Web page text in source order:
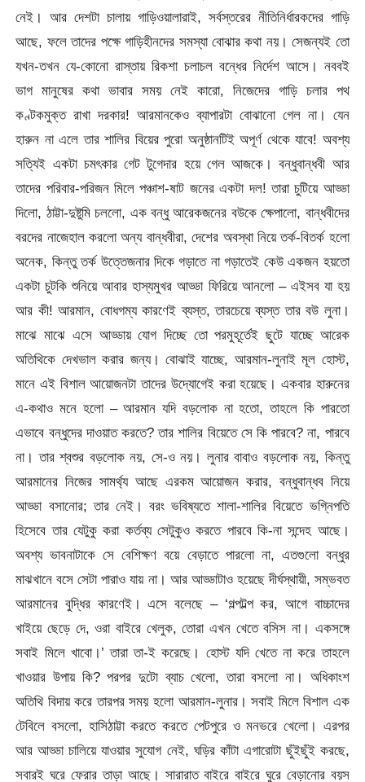
নেই। আর দেশটা চালায় গাড়িওয়ালারাই, সর্বস্তরের নীতিনির্ধারকদের গাড়ি
আছে, ফলে তাদের পক্ষে গাড়িহীনদের সমস্যা বোঝার কথা নয়। সেজন্যই তো
যখন-তখন যে-কোনো রাস্তায় রিকশা চলাচল বন্ধের নির্দেশ আসে। নববই
ভাগ মানুষের কথা ভাবার সময় নেই কারো, নিজেদের গাড়ি চলার পথ
কণ্টকমুক্ত রাখা দরকার! আরমানকেও ব্যাপারটা বোঝানো গেল না। যেন
হারুন না এলে তার শালির বিয়ের পুরো অনুষ্ঠানটিই অপূর্ণ থেকে যাবে! অবশ্য
সত্যিই একটা চমৎকার গেট টুগেদার হয়ে গেল আজকে। বন্ধুবান্ধবী আর
তাদের পরিবার-পরিজন মিলে পঞ্চাশ-ষাট জনের একটা দল! তারা চুটিয়ে আড্ডা
দিলো, ঠাট্টা-দুষ্টুমি চললো, এক বন্ধু আরেকজনের বউকে ক্ষেপালো, বান্ধবীদের
বরদের নাজেহাল করলো অন্য বান্ধবীরা, দেশের অবস্থা নিয়ে তর্ক-বিতর্ক হলো
অনেক, কিন্তু তর্ক উত্তেজনার দিকে গড়াতে না গড়াতেই কেউ একজন হয়তো
একটা চুটকি শুনিয়ে আবার হাস্যমুখর আড্ডা ফিরিয়ে আনলো – এইসব যা হয়
আর কী! আরমান, বোধগম্য কারণেই ব্যস্ত, তারচেয়ে ব্যস্ত তার বউ লুনা।
মাঝে মাঝে এসে আড্ডায় যোগ দিচ্ছে তো পরমুহূর্তেই ছুটে যাচ্ছে আরেক
অতিথিকে দেখভাল করার জন্য। বোঝাই যাচ্ছে, আরমান-লুনাই মূল হোস্ট,
মানে এই বিশাল আয়োজনটা তাদের উদ্যোগেই করা হয়েছে। একবার হারুনের
এ-কথাও মনে হলো – আরমান যদি বড়লোক না হতো, তাহলে কি পারতো
এভাবে বন্ধুদের দাওয়াত করতে? তার শালির বিয়েতে সে কি পারবে? না, পারবে
না। তার শ্বশুর বড়লোক নয়, সে-ও নয়। লুনার বাবাও বড়লোক নয়, কিন্তু
আরমানের নিজের সামর্থ্য আছে এরকম আয়োজন করার, বন্ধুবান্ধব নিয়ে
আড্ডা বসানোর; তার নেই। বরং ভবিষ্যতে শালা-শালির বিয়েতে ভগ্নিপতি
হিসেবে তার যেটুকু করা কর্তব্য সেটুকুও করতে পারবে কি-না সন্দেহ আছে।
অবশ্য ভাবনাটাকে সে বেশিক্ষণ বয়ে বেড়াতে পারলো না, এতগুলো বন্ধুর
মাঝখানে বসে সেটা পারাও যায় না। আর আড্ডাটাও হয়েছে দীর্ঘস্থায়ী, সম্ভবত
আরমানের বুদ্ধির কারণেই। এসে বলেছে – ‘গল্পটল্প কর, আগে বাচ্চাদের
খাইয়ে ছেড়ে দে, ওরা বাইরে খেলুক, তোরা এখন খেতে বসিস না। একসঙ্গে
সবাই মিলে খাবো।’ তারা তা-ই করেছে। হোস্ট যদি খেতে না করে তাহলে
খাওয়ার উপায় কি? পরপর দুটো ব্যাচ খেলো, তারা বসলো না। অধিকাংশ
অতিথি বিদায় করে তারপর সময় হলো আরমান-লুনার। সবাই মিলে বিশাল এক
টেবিলে বসলো, হাসিঠাট্টা করতে করতে পেটপুরে ও মনভরে খেলো। এরপর
আর আড্ডা চালিয়ে যাওয়ার সুযোগ নেই, ঘড়ির কাঁটা এগারোটা ছুঁইছুঁই করছে,
সবারই ঘরে ফেরার তাড়া আছে। সারারাত বাইরে বাইরে ঘুরে বেড়ানোর বয়স